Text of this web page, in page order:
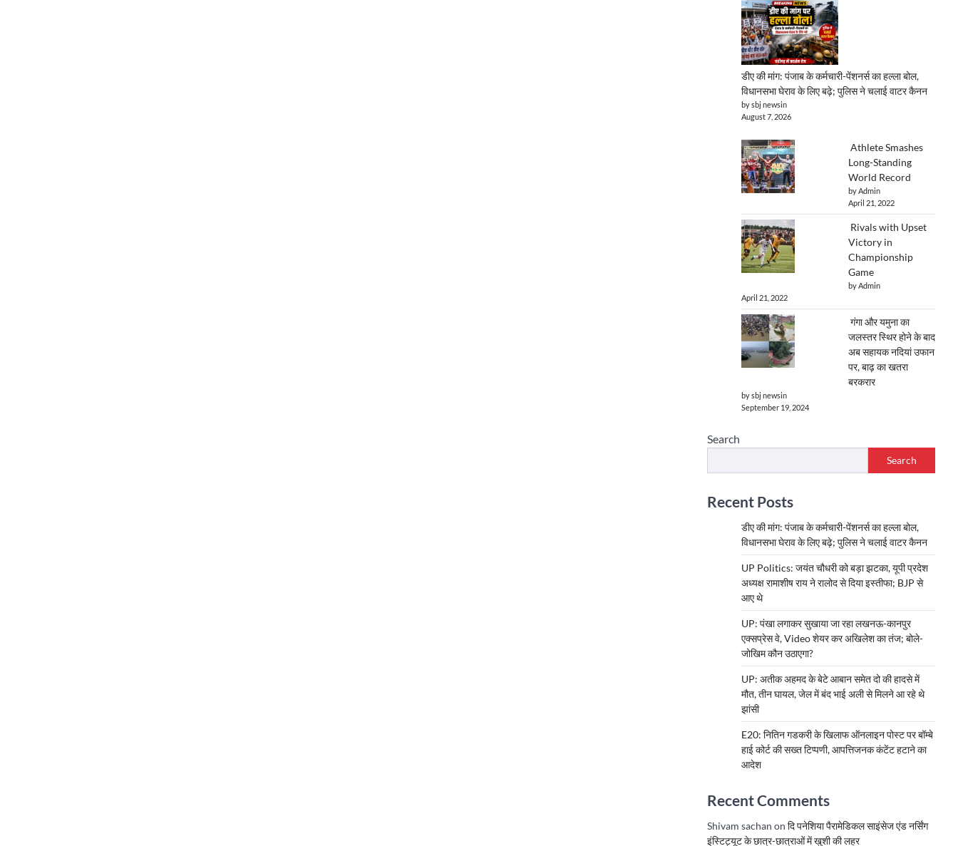
डीए की मांग: पंजाब के कर्मचारी-पेंशनर्स का हल्ला बोल,
विधानसभा घेराव के लिए बढ़े; पुलिस ने चलाई वाटर कैनन
by sbj newsin
August 7, 2026
Athlete Smashes
Long-Standing
World Record
by Admin
April 21, 2022
Rivals with Upset
Victory in
Championship
Game
by Admin
April 21, 2022
गंगा और यमुना का
जलस्तर स्थिर होने के बाद
अब सहायक नदियां उफान
पर, बाढ़ का खतरा
बरकरार
by sbj newsin
September 19, 2024
Search
Search
Recent Posts
डीए की मांग: पंजाब के कर्मचारी-पेंशनर्स का हल्ला बोल,
विधानसभा घेराव के लिए बढ़े; पुलिस ने चलाई वाटर कैनन
UP Politics: जयंत चौधरी को बड़ा झटका, यूपी प्रदेश
अध्यक्ष रामाशीष राय ने रालोद से दिया इस्तीफा; BJP से
आए थे
UP: पंखा लगाकर सुखाया जा रहा लखनऊ-कानपुर
एक्सप्रेस वे, Video शेयर कर अखिलेश का तंज; बोले-
जोखिम कौन उठाएगा?
UP: अतीक अहमद के बेटे आबान समेत दो की हादसे में
मौत, तीन घायल, जेल में बंद भाई अली से मिलने आ रहे थे
झांसी
E20: नितिन गडकरी के खिलाफ ऑनलाइन पोस्ट पर बॉम्बे
हाई कोर्ट की सख्त टिप्पणी, आपत्तिजनक कंटेंट हटाने का
आदेश
Recent Comments
Shivam sachan on दि पनेशिया पैरामेडिकल साइंसेज एंड नर्सिंग
इंस्टिट्यूट के छात्र-छात्राओं में खुशी की लहर